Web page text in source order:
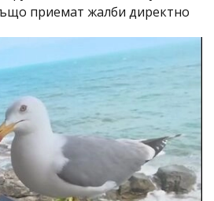
приемат жалби директно